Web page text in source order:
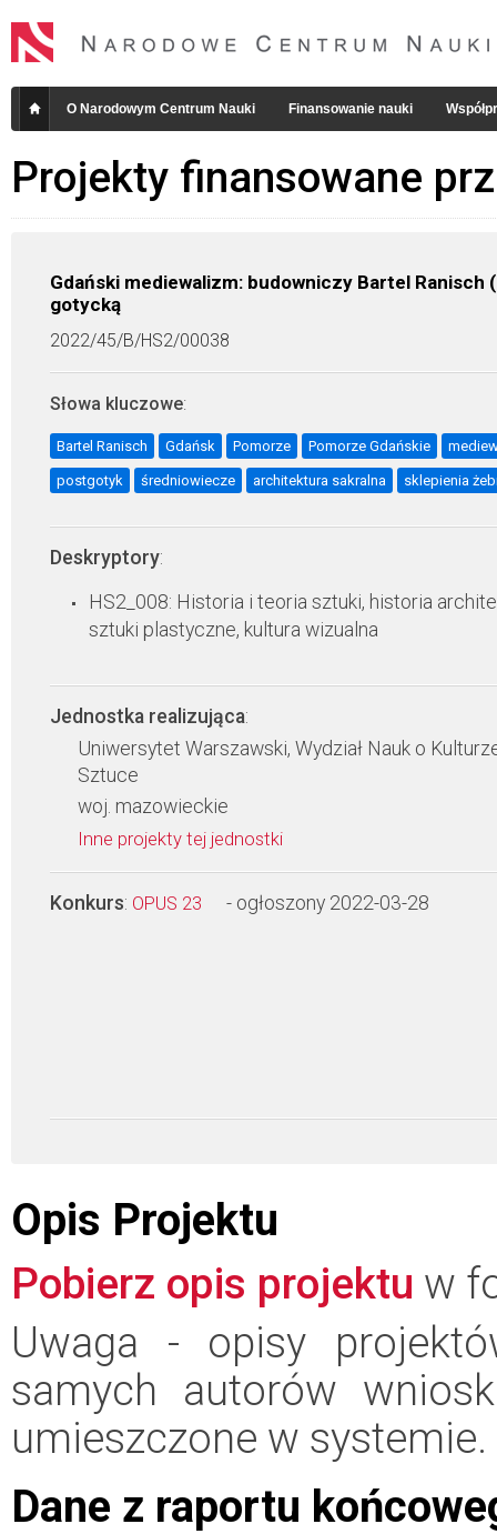
O Narodowym Centrum Nauki Finansowanie nauki
Projekty finansowane
Gdański mediewalizm: budowniczy Bartel
gotycką
2022/45/B/HS2/00038
Słowa kluczowe:
Bartel Ranisch Gdańsk Pomorze Pomorze Gdańskie
postgotyk średniowiecze architektura sakralna sklepienia
Deskryptory:
HS2_008: Historia i teoria sztuki, historia
sztuki plastyczne, kultura wizualna
Jednostka realizująca:
Uniwersytet Warszawski, Wydział Nauk o
Sztuce
woj. mazowieckie
Inne projekty tej jednostki
Konkurs: OPUS 23 - ogłoszony 2022-03-28
Opis Projektu
Pobierz opis projektu w
Uwaga - opisy
samych autorów
umieszczone w systemie.
Dane z raportu